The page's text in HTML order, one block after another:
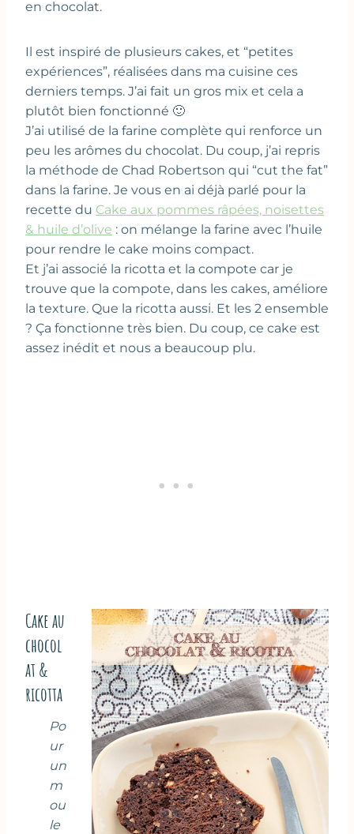
en chocolat.
Il est inspiré de plusieurs cakes, et “petites
expériences”, réalisées dans ma cuisine ces
derniers temps. J’ai fait un gros mix et cela a
plutôt bien fonctionné 🙂
J’ai utilisé de la farine complète qui renforce un
peu les arômes du chocolat. Du coup, j’ai repris
la méthode de Chad Robertson qui “cut the fat”
dans la farine. Je vous en ai déjà parlé pour la
recette du Cake aux pommes râpées, noisettes
& huile d’olive : on mélange la farine avec l’huile
pour rendre le cake moins compact.
Et j’ai associé la ricotta et la compote car je
trouve que la compote, dans les cakes, améliore
la texture. Que la ricotta aussi. Et les 2 ensemble
? Ça fonctionne très bien. Du coup, ce cake est
assez inédit et nous a beaucoup plu.
Cake au
chocol
at &
ricotta
Po
ur
un
m
ou
le